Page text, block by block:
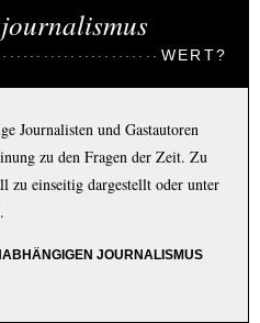
WERT?
Journalisten und Gastautoren
zu den Fragen der Zeit. Zu
zu einseitig dargestellt oder unter
JOURNALISMUS